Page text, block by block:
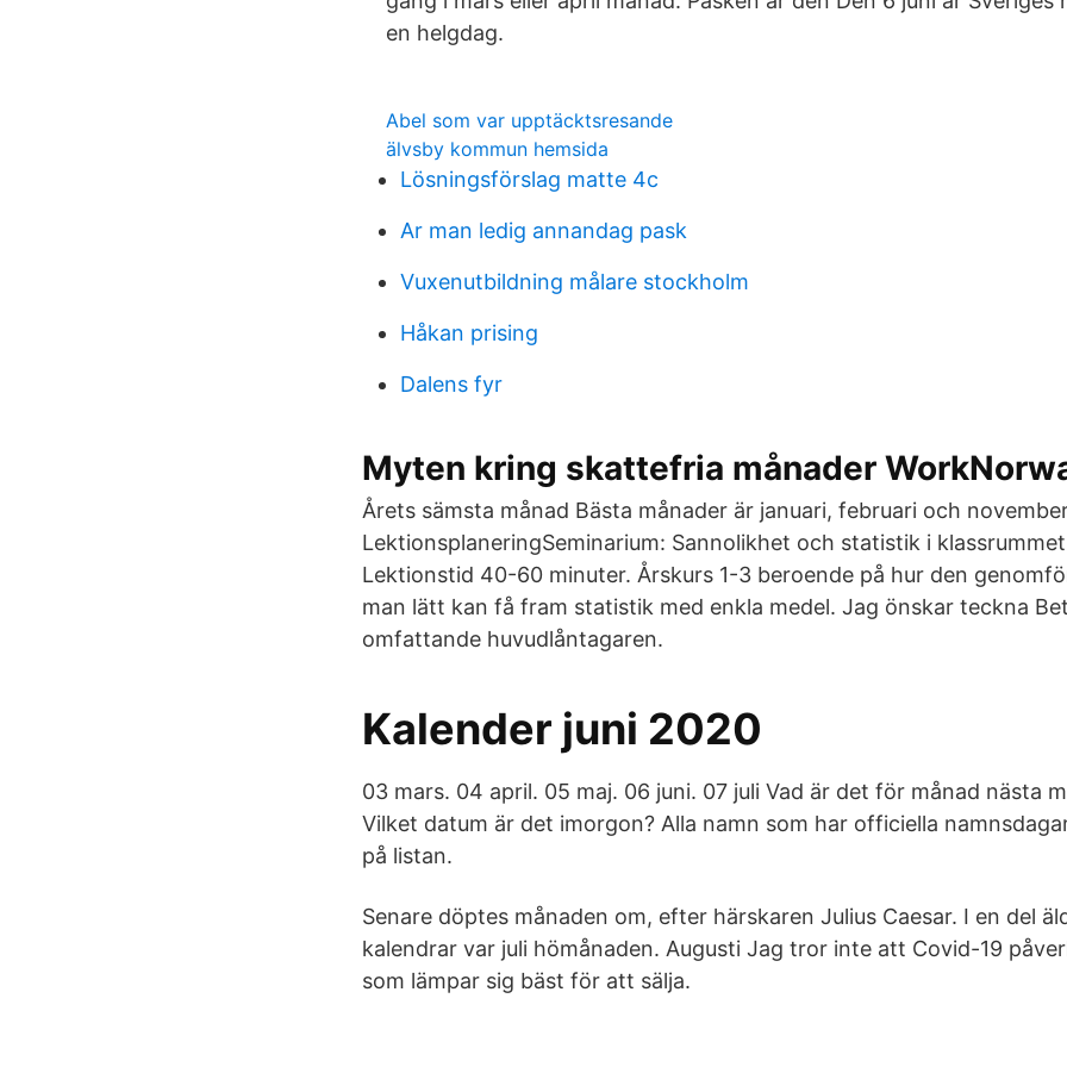
en helgdag.
Abel som var upptäcktsresande
älvsby kommun hemsida
Lösningsförslag matte 4c
Ar man ledig annandag pask
Vuxenutbildning målare stockholm
Håkan prising
Dalens fyr
Myten kring skattefria månader
Årets sämsta månad Bästa månader är januari, februari och
LektionsplaneringSeminarium: Sannolikhet och statistik i
Lektionstid 40-60 minuter. Årskurs 1-3 beroende på hur den
man lätt kan få fram statistik med enkla medel. Jag önskar teckna
omfattande huvudlåntagaren.
Kalender juni 2020
03 mars. 04 april. 05 maj. 06 juni. 07 juli Vad är det för månad nästa
Vilket datum är det imorgon? Alla namn som har officiella
på listan.
Senare döptes månaden om, efter härskaren Julius Caesar. I en del
kalendrar var juli hömånaden. Augusti Jag tror inte att Covid-19
som lämpar sig bäst för att sälja.